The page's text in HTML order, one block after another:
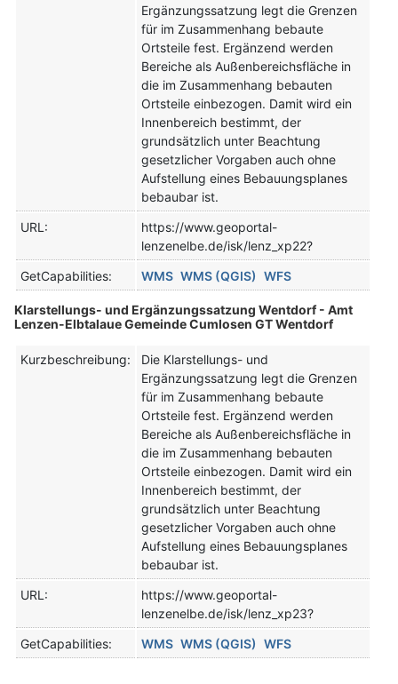
Ergänzungssatzung legt die Grenzen
für im Zusammenhang bebaute
Ortsteile fest. Ergänzend werden
Bereiche als Außenbereichsfläche in
die im Zusammenhang bebauten
Ortsteile einbezogen. Damit wird ein
Innenbereich bestimmt, der
grundsätzlich unter Beachtung
gesetzlicher Vorgaben auch ohne
Aufstellung eines Bebauungsplanes
bebaubar ist.
URL:
https://www.geoportal-
lenzenelbe.de/isk/lenz_xp22?
GetCapabilities:
WMS WMS (QGIS) WFS
Klarstellungs- und Ergänzungssatzung Wentdorf - Amt
Lenzen-Elbtalaue Gemeinde Cumlosen GT Wentdorf
Kurzbeschreibung:
Die Klarstellungs- und
Ergänzungssatzung legt die Grenzen
für im Zusammenhang bebaute
Ortsteile fest. Ergänzend werden
Bereiche als Außenbereichsfläche in
die im Zusammenhang bebauten
Ortsteile einbezogen. Damit wird ein
Innenbereich bestimmt, der
grundsätzlich unter Beachtung
gesetzlicher Vorgaben auch ohne
Aufstellung eines Bebauungsplanes
bebaubar ist.
URL:
https://www.geoportal-
lenzenelbe.de/isk/lenz_xp23?
GetCapabilities:
WMS WMS (QGIS) WFS